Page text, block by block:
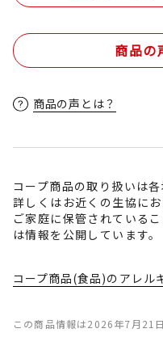
商品の
商品の声とは？
コープ商品の取り扱いは
詳しくはお近くの生協にお
ご家庭に保管されている
は情報を公開しています。
コープ商品(食品)のアレル
この商品情報は2026年7月21